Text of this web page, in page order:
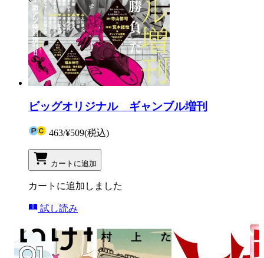
ビッグオリジナル ギャンブル増刊
463/¥509(税込)
カートに追加
カートに追加しました
試し読み